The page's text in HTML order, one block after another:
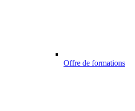
Offre de formations